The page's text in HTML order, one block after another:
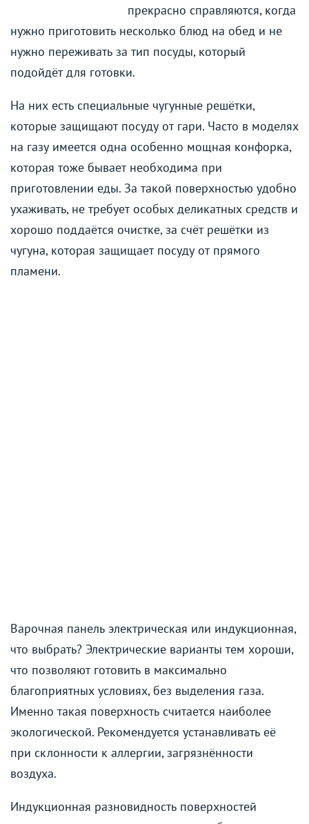
прекрасно справляются, когда
нужно приготовить несколько блюд на обед и не
нужно переживать за тип посуды, который
подойдёт для готовки.
На них есть специальные чугунные решётки,
которые защищают посуду от гари. Часто в моделях
на газу имеется одна особенно мощная конфорка,
которая тоже бывает необходима при
приготовлении еды. За такой поверхностью удобно
ухаживать, не требует особых деликатных средств и
хорошо поддаётся очистке, за счёт решётки из
чугуна, которая защищает посуду от прямого
пламени.
Варочная панель электрическая или индукционная,
что выбрать? Электрические варианты тем хороши,
что позволяют готовить в максимально
благоприятных условиях, без выделения газа.
Именно такая поверхность считается наиболее
экологической. Рекомендуется устанавливать её
при склонности к аллергии, загрязнённости
воздуха.
Индукционная разновидность поверхностей